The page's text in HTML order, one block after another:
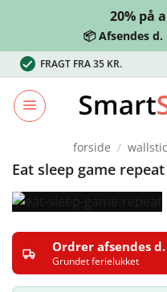
20% på
📦 Afsendes
Fortsæt
til
indhold
FRAGT FRA 35 KR.
forside /
Eat sleep game repeat
Ordrer afsendes
Grundet ferielukket